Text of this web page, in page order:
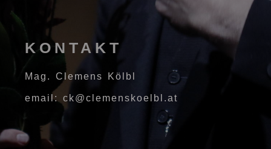
KONTAKT
Mag. Clemens Kölbl
email: ck@clemenskoelbl.at